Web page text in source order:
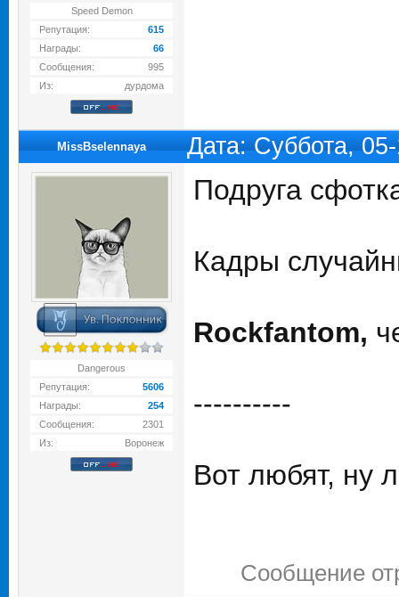
Speed Demon
Репутация:
615
Награды:
66
Сообщения:
995
Из:
дурдома
MissBselennaya Дата: Суббота,
Dangerous
Репутация:
5606
Награды:
254
Сообщения:
2301
Из:
Воронеж
Подруга
Кадры
Rockfantom,
----------
Вот любят, ну
Сообщение